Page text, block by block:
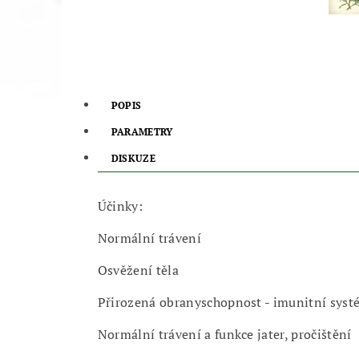
POPIS
PARAMETRY
DISKUZE
Účinky:
Normální trávení
Osvěžení těla
Přirozená obranyschopnost - imunitní
Normální trávení a funkce jater, pročištění